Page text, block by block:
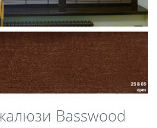
Basswood